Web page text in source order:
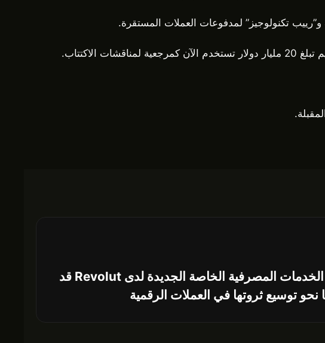
تكنولوجيز” لمدفوعات العملات المستقرة.
طموحات الخدمات المصرفية الخاصة الجديدة لدى Revolut قد
نحو توسيع ثروتها في العملات الرقمية